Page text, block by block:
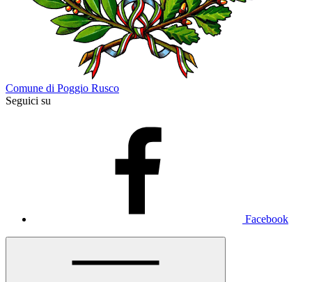
Comune di Poggio Rusco
Seguici su
Facebook